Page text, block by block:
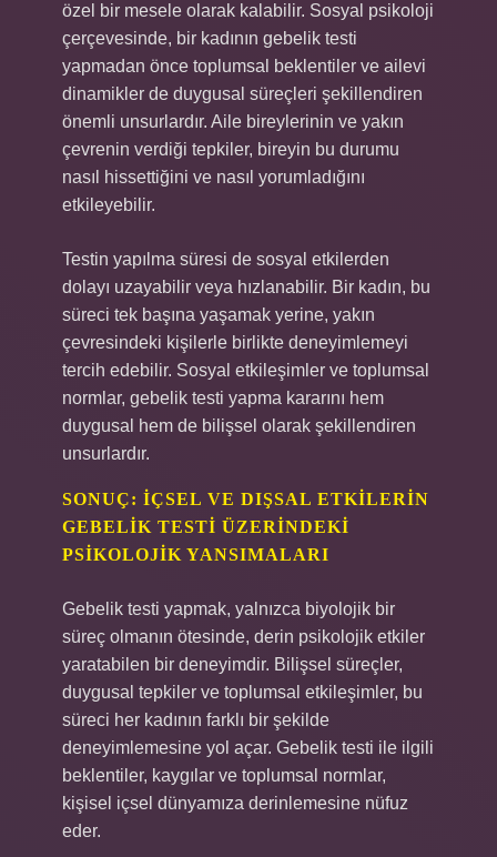
özel bir mesele olarak kalabilir. Sosyal psikoloji
çerçevesinde, bir kadının gebelik testi
yapmadan önce toplumsal beklentiler ve ailevi
dinamikler de duygusal süreçleri şekillendiren
önemli unsurlardır. Aile bireylerinin ve yakın
çevrenin verdiği tepkiler, bireyin bu durumu
nasıl hissettiğini ve nasıl yorumladığını
etkileyebilir.
Testin yapılma süresi de sosyal etkilerden
dolayı uzayabilir veya hızlanabilir. Bir kadın, bu
süreci tek başına yaşamak yerine, yakın
çevresindeki kişilerle birlikte deneyimlemeyi
tercih edebilir. Sosyal etkileşimler ve toplumsal
normlar, gebelik testi yapma kararını hem
duygusal hem de bilişsel olarak şekillendiren
unsurlardır.
SONUÇ: İÇSEL VE DIŞSAL ETKILERIN
GEBELIK TESTI ÜZERINDEKI
PSIKOLOJIK YANSIMALARI
Gebelik testi yapmak, yalnızca biyolojik bir
süreç olmanın ötesinde, derin psikolojik etkiler
yaratabilen bir deneyimdir. Bilişsel süreçler,
duygusal tepkiler ve toplumsal etkileşimler, bu
süreci her kadının farklı bir şekilde
deneyimlemesine yol açar. Gebelik testi ile ilgili
beklentiler, kaygılar ve toplumsal normlar,
kişisel içsel dünyamıza derinlemesine nüfuz
eder.